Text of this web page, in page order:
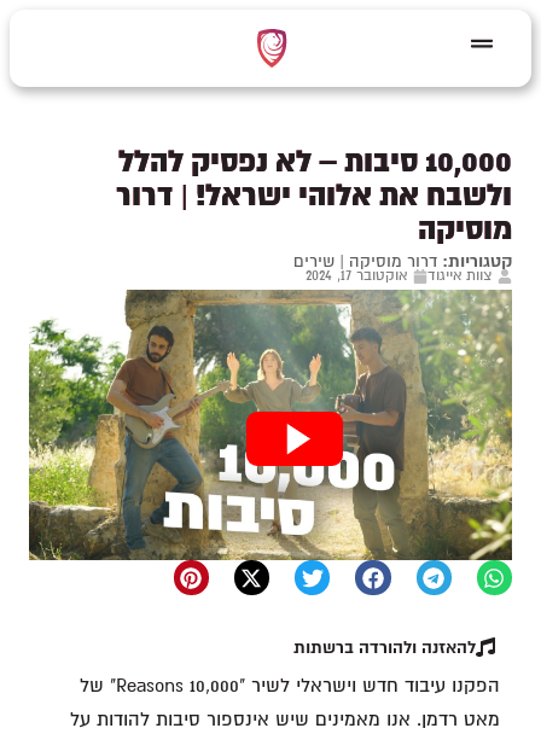
10,000 סיבות – לא נפסיק להלל
ולשבח את אלוהי ישראל! | דרור
מוסיקה
קטגוריות: דרור מוסיקה | שירים
צוות אייגוד אוקטובר 17, 2024
להאזנה ולהורדה ברשתות
הפקנו עיבוד חדש וישראלי לשיר "10,000 Reasons" של
מאט רדמן. אנו מאמינים שיש אינספור סיבות להודות על